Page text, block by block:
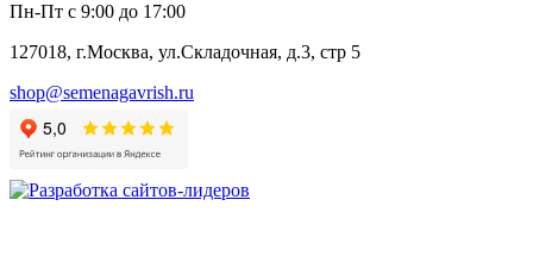
Пн-Пт с 9:00 до 17:00
127018, г.Москва, ул.Складочная, д.3, стр 5
shop@semenagavrish.ru